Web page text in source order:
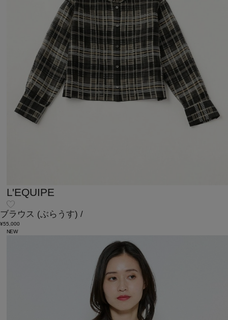
L'EQUIPE
ブラウス (ぶらうす) /
¥55,000
NEW